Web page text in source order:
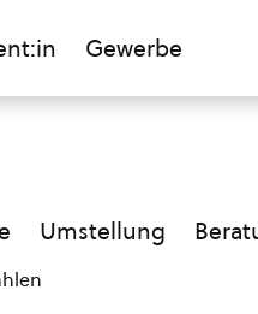
Gewerbe
Umstellung